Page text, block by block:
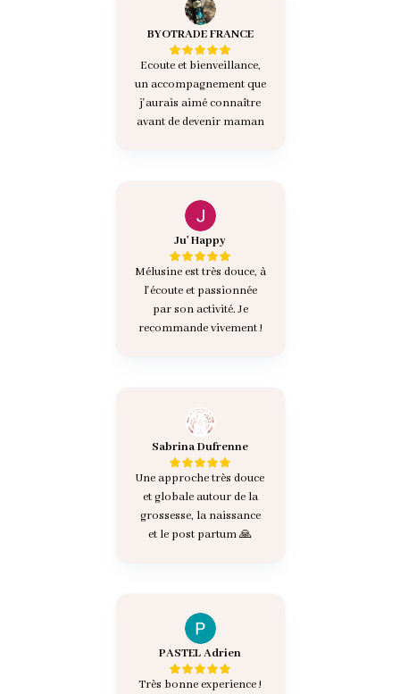
BYOTRADE FRANCE
Ecoute et bienveillance,
un accompagnement que
j'aurais aimé connaître
avant de devenir maman
Ju' Happy
Mélusine est très douce, à
l'écoute et passionnée
par son activité. Je
recommande vivement !
Sabrina Dufrenne
Une approche très douce
et globale autour de la
grossesse, la naissance
et le post partum 🙏
PASTEL Adrien
Très bonne experience !